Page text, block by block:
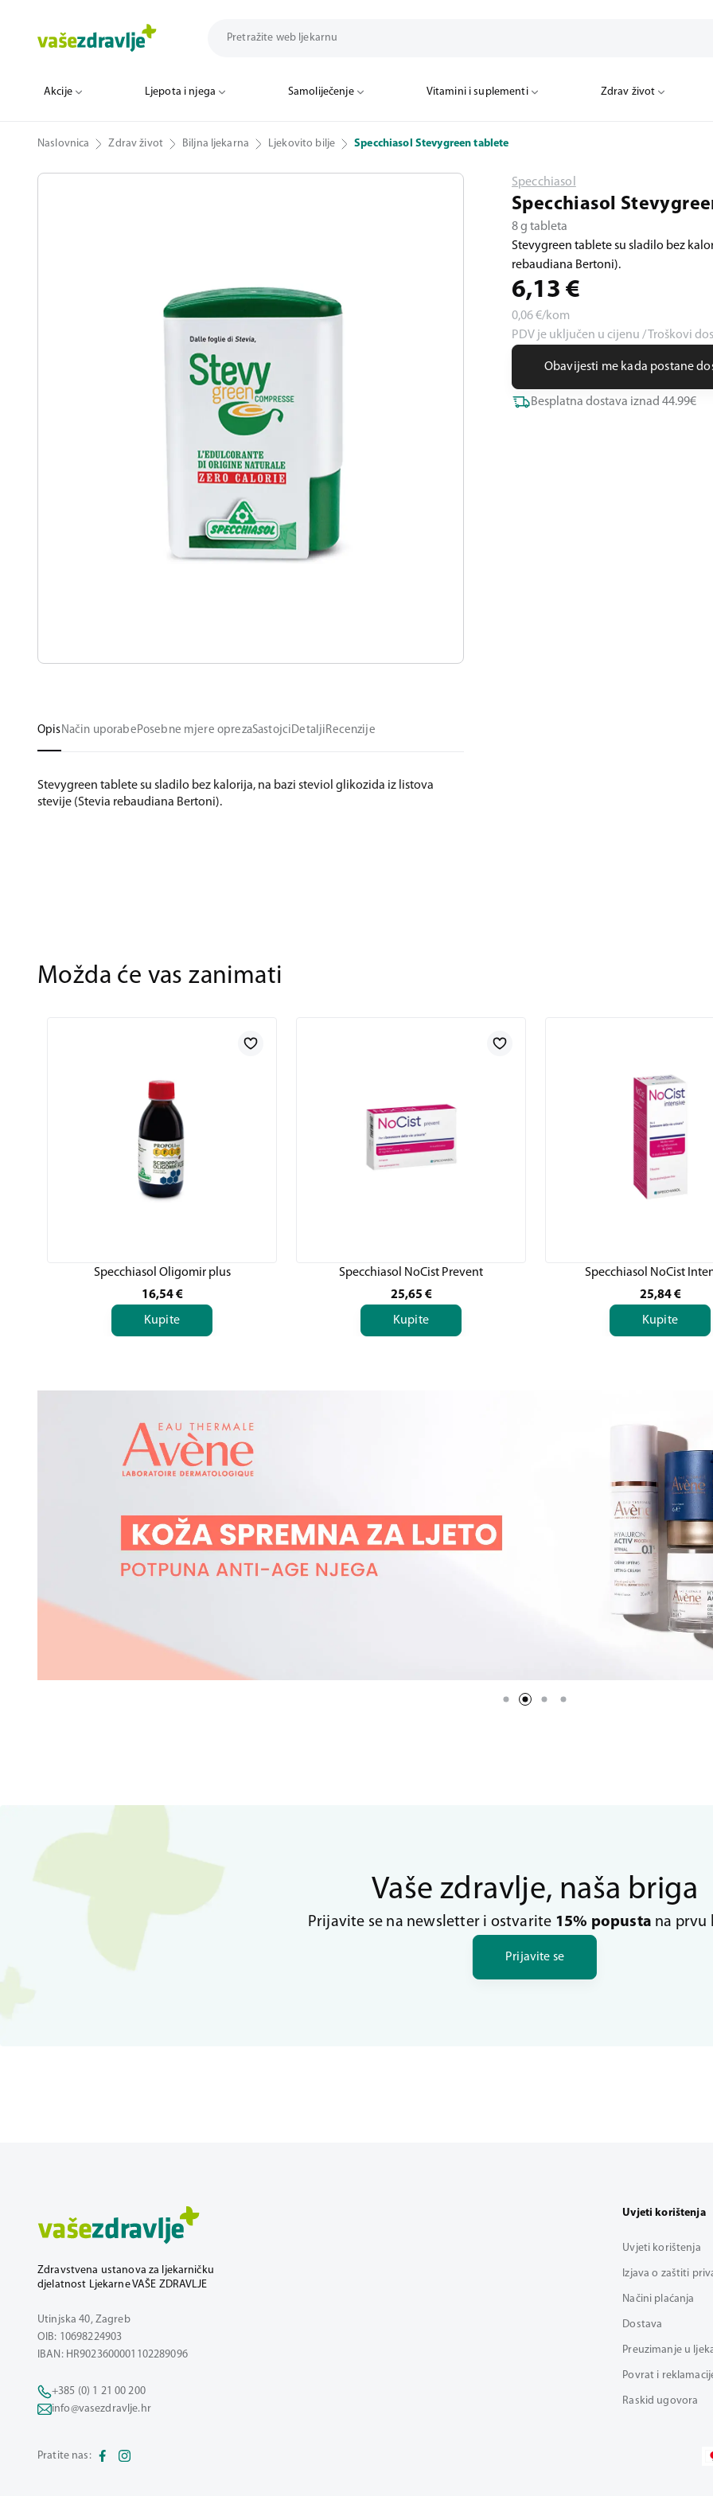
Akcije Ljepota i njega Samoliječenje Vitamini i suplementi Zdrav život
Naslovnica Zdrav život Biljna ljekarna Ljekovito bilje Specchiasol Stevygreen tablete
OpisNačin uporabePosebne mjere oprezaSastojciDetaljiRecenzije
Stevygreen tablete su sladilo bez kalorija, na bazi steviol glikozida iz listova
stevije (Stevia rebaudiana Bertoni).
Specchiasol
Specchiasol
8 g tableta
Stevygreen tablete su sladilo bez
rebaudiana Bertoni).
6,13 €
0,06€/kom
PDV je uključen u cijenu / Troškovi
Obavijesti me kada postane
Besplatna dostava iznad 44.99€
Možda će vas zanimati
Specchiasol Oligomir plus
16,54 €
Kupite
Specchiasol NoCist Prevent
25,65 €
Kupite
Specchiasol NoCist
25,84 €
Kupite
Vaše zdravlje, naša briga
Prijavite se na newsletter i ostvarite 15% popusta na prvu
Prijavite se
Zdravstvena ustanova za ljekarničku
djelatnost Ljekarne VAŠE ZDRAVLJE
Utinjska 40, Zagreb
OIB: 10698224903
IBAN: HR9023600001102289096
+385 (0) 1 21 00 200
info@vasezdravlje.hr
Uvjeti korištenja
Uvjeti korištenja
Izjava o zaštiti
Načini plaćanja
Dostava
Preuzimanje u
Povrat i
Raskid ugovora
Pratite nas: